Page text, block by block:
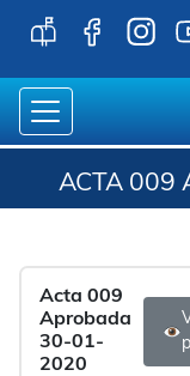
ACTA 009
Acta 009
Aprobada
30-01-
2020